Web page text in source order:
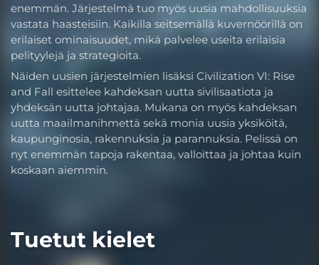
enemmän. Järjestelmä tuo myös uusia mahdollisuuksia
vastata haasteisiin. Kaikilla seitsemällä kuvernöörillä on
erilaiset ominaisuudet, mikä palvelee useita erilaisia
pelityylejä ja strategioita.
Näiden uusien järjestelmien lisäksi Civilization VI: Rise
and Fall esittelee kahdeksan uutta sivilisaatiota ja
yhdeksän uutta johtajaa. Mukana on myös kahdeksan
uutta maailmanihmettä sekä monia uusia yksiköitä,
kaupunginosia, rakennuksia ja parannuksia. Pelissä on
nyt enemmän tapoja rakentaa, valloittaa ja johtaa kuin
koskaan aiemmin.
Tuetut kielet